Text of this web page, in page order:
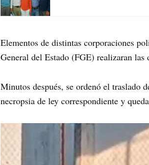
Elementos de distintas corporaciones
General del Estado (FGE) realizaran las
Minutos después, se ordenó el traslado
necropsia de ley correspondiente y